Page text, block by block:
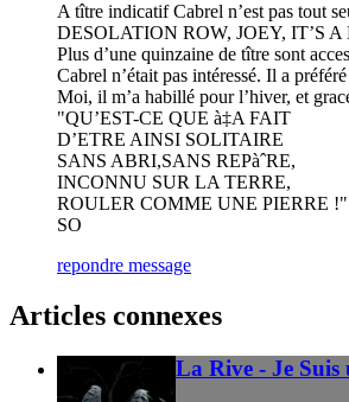
A tître indicatif Cabrel n’est pas tout
DESOLATION ROW, JOEY, IT’S
Plus d’une quinzaine de tître sont
Cabrel n’était pas intéressé. Il a
Moi, il m’a habillé pour l’hiver, et
"QU’EST-CE QUE à‡A FAIT
D’ETRE AINSI SOLITAIRE
SANS ABRI,SANS REPàˆRE,
INCONNU SUR LA TERRE,
ROULER COMME UNE PIERRE !"
SO
repondre message
Articles connexes
La Rive - Je Suis